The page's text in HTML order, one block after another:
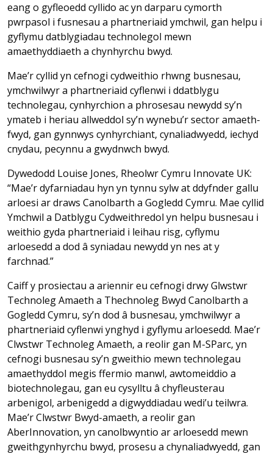
eang o gyfleoedd cyllido ac yn darparu cymorth
pwrpasol i fusnesau a phartneriaid ymchwil, gan helpu i
gyflymu datblygiadau technolegol mewn
amaethyddiaeth a chynhyrchu bwyd.
Mae’r cyllid yn cefnogi cydweithio rhwng busnesau,
ymchwilwyr a phartneriaid cyflenwi i ddatblygu
technolegau, cynhyrchion a phrosesau newydd sy’n
ymateb i heriau allweddol sy’n wynebu’r sector amaeth-
fwyd, gan gynnwys cynhyrchiant, cynaliadwyedd, iechyd
cnydau, pecynnu a gwydnwch bwyd.
Dywedodd Louise Jones, Rheolwr Cymru Innovate UK:
“Mae’r dyfarniadau hyn yn tynnu sylw at ddyfnder gallu
arloesi ar draws Canolbarth a Gogledd Cymru. Mae cyllid
Ymchwil a Datblygu Cydweithredol yn helpu busnesau i
weithio gyda phartneriaid i leihau risg, cyflymu
arloesedd a dod â syniadau newydd yn nes at y
farchnad.”
Caiff y prosiectau a ariennir eu cefnogi drwy Glwstwr
Technoleg Amaeth a Thechnoleg Bwyd Canolbarth a
Gogledd Cymru, sy’n dod â busnesau, ymchwilwyr a
phartneriaid cyflenwi ynghyd i gyflymu arloesedd. Mae’r
Clwstwr Technoleg Amaeth, a reolir gan M-SParc, yn
cefnogi busnesau sy’n gweithio mewn technolegau
amaethyddol megis ffermio manwl, awtomeiddio a
biotechnolegau, gan eu cysylltu â chyfleusterau
arbenigol, arbenigedd a digwyddiadau wedi’u teilwra.
Mae’r Clwstwr Bwyd-amaeth, a reolir gan
AberInnovation, yn canolbwyntio ar arloesedd mewn
gweithgynhyrchu bwyd, prosesu a chynaliadwyedd, gan